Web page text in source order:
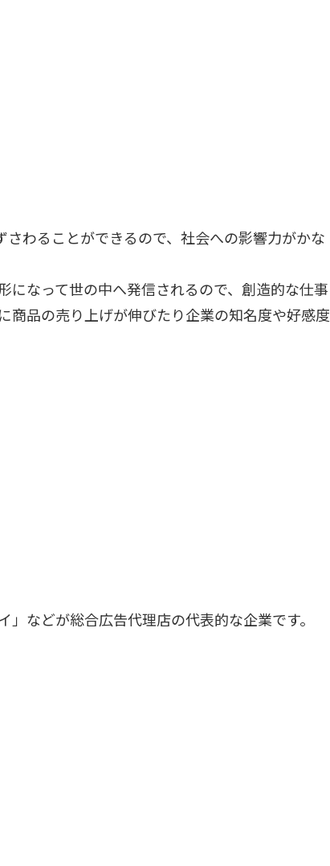
わることができるので、社会への影響力がかな
になって世の中へ発信されるので、創造的な仕事
商品の売り上げが伸びたり企業の知名度や好感度
などが総合広告代理店の代表的な企業です。